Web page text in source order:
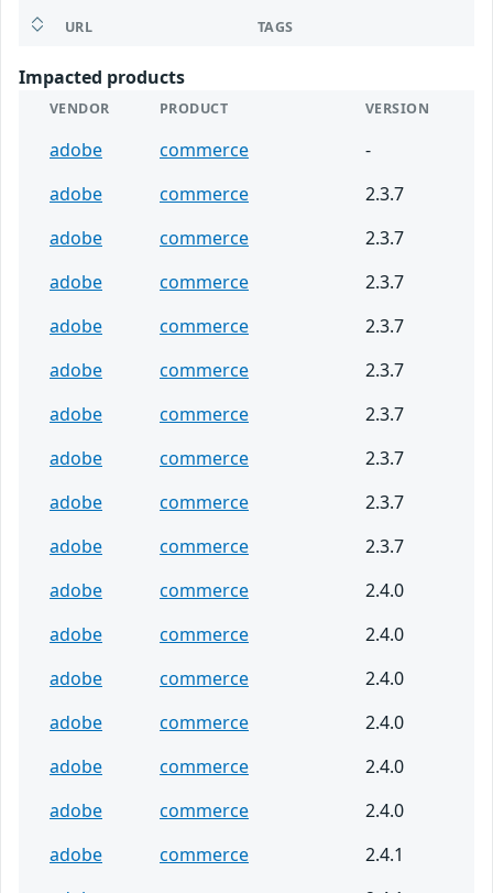
URL TAGS
Impacted products
VENDOR PRODUCT VERSION
adobe commerce
-
adobe
commerce
2.3.7
adobe
commerce
2.3.7
adobe
commerce
2.3.7
adobe
commerce
2.3.7
adobe
commerce
2.3.7
adobe
commerce
2.3.7
adobe
commerce
2.3.7
adobe
commerce
2.3.7
adobe
commerce
2.3.7
adobe
commerce
2.4.0
adobe
commerce
2.4.0
adobe
commerce
2.4.0
adobe
commerce
2.4.0
adobe
commerce
2.4.0
adobe
commerce
2.4.0
adobe
commerce
2.4.1